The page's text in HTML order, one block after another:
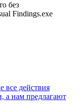
без
Findings.exe
все действия
а нам предлагают